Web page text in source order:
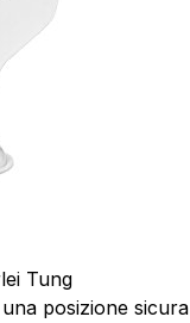
Tung
posizione sicura